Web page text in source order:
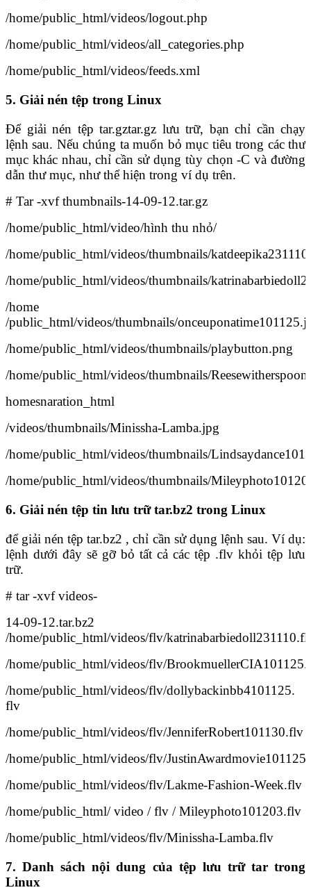
/home/public_html/videos/logout.php
/home/public_html/videos/all_categories.php
/home/public_html/videos/feeds.xml
5. Giải nén tệp trong Linux
Để giải nén tệp tar.gztar.gz lưu trữ, bạn chỉ cần chạy
lệnh sau. Nếu chúng ta muốn bỏ mục tiêu trong các thư
mục khác nhau, chỉ cần sử dụng tùy chọn -C và đường
dẫn thư mục, như thể hiện trong ví dụ trên.
# Tar -xvf thumbnails-14-09-12.tar.gz
/home/public_html/video/hình thu nhỏ/
/home/public_html/videos/thumbnails/
/home/public_html/videos/thumbnails/
/home
/public_html/videos/thumbnails/
/home/public_html/videos/thumbnails/playbutton.png
/home/public_html/videos/thumbnails/
homesnaration_html
/videos/thumbnails/Minissha-Lamba.jpg
/home/public_html/videos/thumbnails/
/home/public_html/videos/thumbnails/
6. Giải nén tệp tin lưu trữ tar.bz2 trong Linux
để giải nén tệp tar.bz2 , chỉ cần sử dụng lệnh sau. Ví dụ:
lệnh dưới đây sẽ gỡ bỏ tất cả các tệp .flv khỏi tệp lưu
trữ.
# tar -xvf videos-
14-09-12.tar.bz2
/home/public_html/videos/flv/
/home/public_html/videos/flv/
/home/public_html/videos/flv/dollybackinbb4101125.
flv
/home/public_html/videos/flv/JenniferRobert101130.flv
/home/public_html/videos/flv/
/home/public_html/videos/flv/Lakme-Fashion-Week.flv
/home/public_html/ video / flv / Mileyphoto101203.flv
/home/public_html/videos/flv/Minissha-Lamba.flv
7. Danh sách nội dung của tệp lưu trữ tar trong
Linux